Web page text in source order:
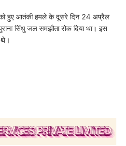
हुए आतंकी हमले के दूसरे दिन 24 अप्रैल
सिंधु जल समझौता रोक दिया था। इस